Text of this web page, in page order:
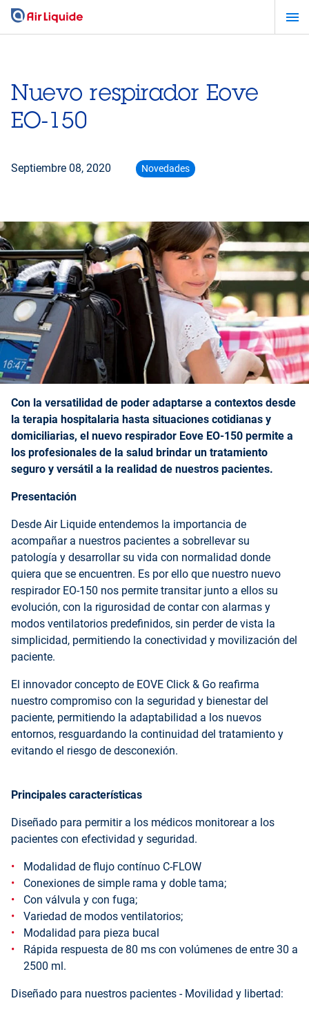
Pasar
Nuevo respirador Eove
EO-150
Septiembre 08, 2020 Novedades
Con la versatilidad de poder adaptarse a contextos desde
la terapia hospitalaria hasta situaciones cotidianas y
domiciliarias, el nuevo respirador Eove EO-150 permite a
los profesionales de la salud brindar un tratamiento
seguro y versátil a la realidad de nuestros pacientes.
Presentación
Desde Air Liquide entendemos la importancia de
acompañar a nuestros pacientes a sobrellevar su
patología y desarrollar su vida con normalidad donde
quiera que se encuentren. Es por ello que nuestro nuevo
respirador EO-150 nos permite transitar junto a ellos su
evolución, con la rigurosidad de contar con alarmas y
modos ventilatorios predefinidos, sin perder de vista la
simplicidad, permitiendo la conectividad y movilización del
paciente.
El innovador concepto de EOVE Click & Go reafirma
nuestro compromiso con la seguridad y bienestar del
paciente, permitiendo la adaptabilidad a los nuevos
entornos, resguardando la continuidad del tratamiento y
evitando el riesgo de desconexión.
Principales características
Diseñado para permitir a los médicos monitorear a los
pacientes con efectividad y seguridad.
Modalidad de flujo contínuo C-FLOW
Conexiones de simple rama y doble tama;
Con válvula y con fuga;
Variedad de modos ventilatorios;
Modalidad para pieza bucal
Rápida respuesta de 80 ms con volúmenes de entre 30 a
2500 ml.
Diseñado para nuestros pacientes - Movilidad y libertad: